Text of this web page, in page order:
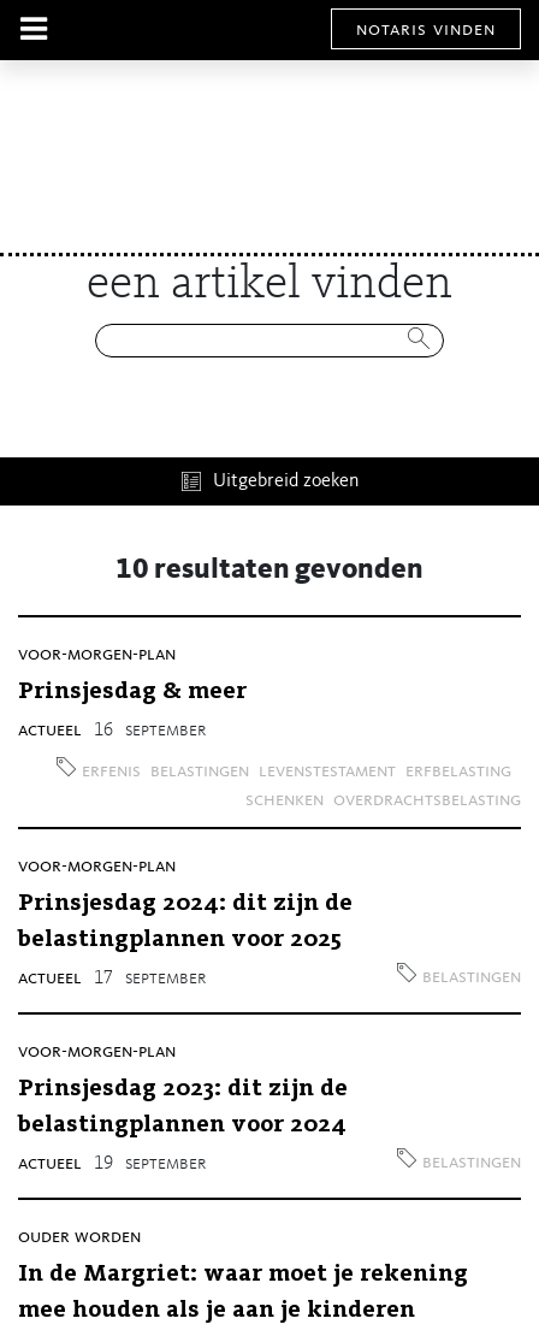
notaris vinden
een artikel vinden
Uitgebreid zoeken
10 resultaten gevonden
voor-morgen-plan
Prinsjesdag & meer
actueel 16 september
erfenis belastingen levenstestament erfbelasting
schenken
overdrachtsbelasting
voor-morgen-plan
Prinsjesdag 2024: dit zijn de
belastingplannen voor 2025
actueel 17 september belastingen
voor-morgen-plan
Prinsjesdag 2023: dit zijn de
belastingplannen voor 2024
actueel 19 september belastingen
ouder worden
In de Margriet: waar moet je rekening
mee houden als je aan je kinderen